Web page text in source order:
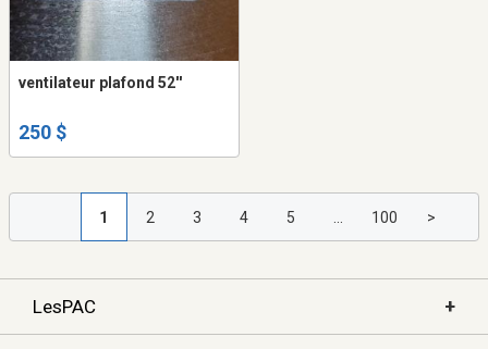
ventilateur plafond 52''
250 $
1 2 3 4 5 100 >
LesPAC +